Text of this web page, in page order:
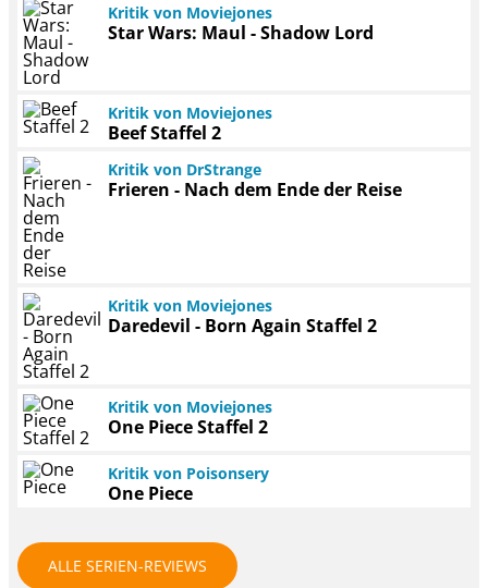
Kritik von Moviejones
Star Wars: Maul - Shadow Lord
Kritik von Moviejones
Beef Staffel 2
Kritik von DrStrange
Frieren - Nach dem Ende der Reise
Kritik von Moviejones
Daredevil - Born Again Staffel 2
Kritik von Moviejones
One Piece Staffel 2
Kritik von Poisonsery
One Piece
ALLE SERIEN-REVIEWS